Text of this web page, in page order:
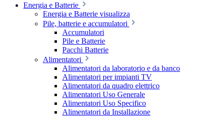
Energia e Batterie
Energia e Batterie visualizza
Pile, batterie e accumulatori
Accumulatori
Pile e Batterie
Pacchi Batterie
Alimentatori
Alimentatori da laboratorio e da banco
Alimentatori per impianti TV
Alimentatori da quadro elettrico
Alimentatori Uso Generale
Alimentatori Uso Specifico
Alimentatori da Installazione